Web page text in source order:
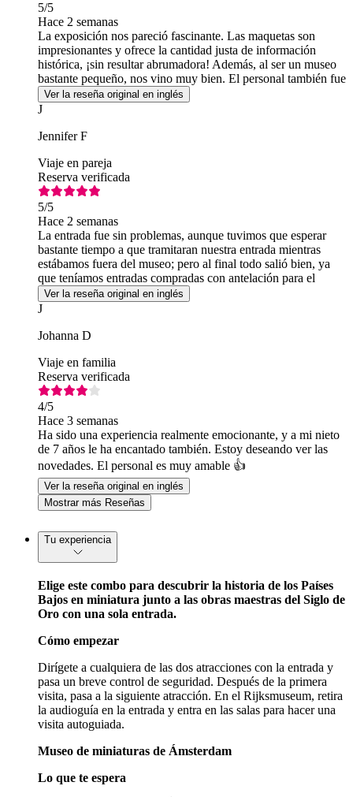
5/5
Hace 2 semanas
La exposición nos pareció fascinante. Las maquetas son
impresionantes y ofrece la cantidad justa de información
histórica, ¡sin resultar abrumadora! Además, al ser un museo
bastante pequeño, nos vino muy bien. El personal también fue
muy amable.
Ver la reseña original en inglés
J
Jennifer F
Viaje en pareja
Reserva verificada
5/5
Hace 2 semanas
La entrada fue sin problemas, aunque tuvimos que esperar
bastante tiempo a que tramitaran nuestra entrada mientras
estábamos fuera del museo; pero al final todo salió bien, ya
que teníamos entradas compradas con antelación para el
Museo Van Gogh.
Ver la reseña original en inglés
J
Johanna D
Viaje en familia
Reserva verificada
4/5
Hace 3 semanas
Ha sido una experiencia realmente emocionante, y a mi nieto
de 7 años le ha encantado también. Estoy deseando ver las
novedades. El personal es muy amable 👍
Ver la reseña original en inglés
Mostrar más Reseñas
Tu experiencia
Elige este combo para descubrir la historia de los Países
Bajos en miniatura junto a las obras maestras del Siglo de
Oro con una sola entrada.
Cómo empezar
Dirígete a cualquiera de las dos atracciones con la entrada y
pasa un breve control de seguridad. Después de la primera
visita, pasa a la siguiente atracción. En el Rijksmuseum, retira
la audioguía en la entrada y entra en las salas para hacer una
visita autoguiada.
Museo de miniaturas de Ámsterdam
Lo que te espera